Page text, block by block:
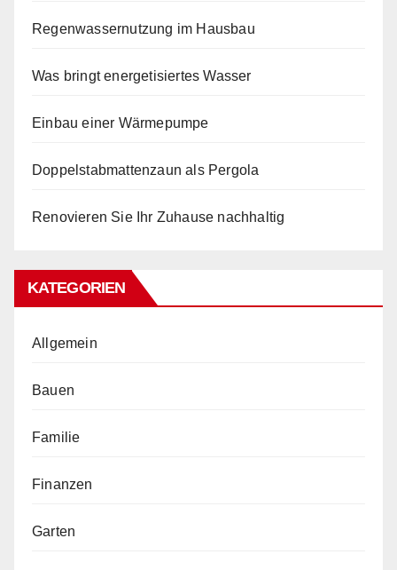
Regenwassernutzung im Hausbau
Was bringt energetisiertes Wasser
Einbau einer Wärmepumpe
Doppelstabmattenzaun als Pergola
Renovieren Sie Ihr Zuhause nachhaltig
KATEGORIEN
Allgemein
Bauen
Familie
Finanzen
Garten